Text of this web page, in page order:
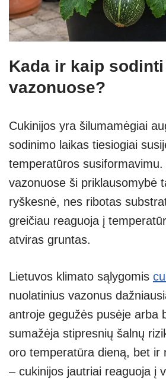
Kada ir kaip
vazonuose?
Cukinijos yra šilumamėgiai
sodinimo laikas tiesiogiai
temperatūros susiformavimu.
vazonuose ši priklausomybė
ryškesnė, nes ribotas
greičiau reaguoja į
atviras gruntas.
Lietuvos klimato sąlygomis
nuolatinius vazonus
antroje gegužės pusėje arba
sumažėja stipresnių šalnų
oro temperatūra dieną, bet ir
– cukinijos jautriai reaguoja į